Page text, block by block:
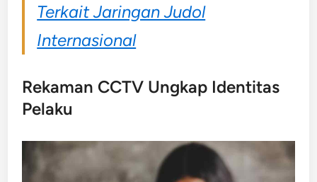
Terkait Jaringan Judol
Internasional
Rekaman CCTV Ungkap Identitas
Pelaku